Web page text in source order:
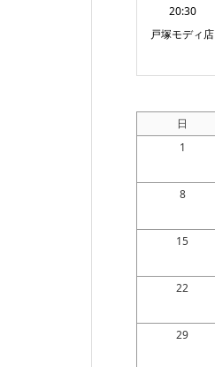
20:30
戸塚モディ店
日
1
8
15
22
29